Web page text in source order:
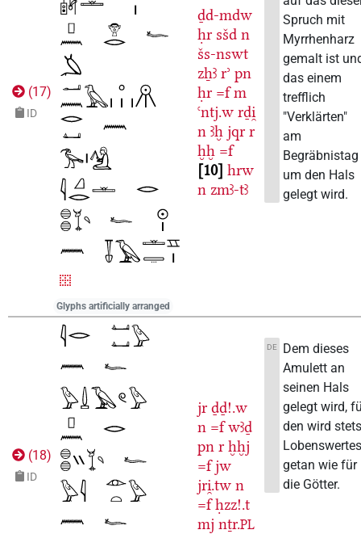
(17)
ID
Glyphs artificially arranged
ḏd-mdw
ḥr sšd n
šs-nswt
zẖꜣ rʾ pn
ḥr =f m
ꜥntj.w rḏi̯
n ꜣḫ jqr r
ḫḫ =f
10 hrw
n zmꜣ-tꜣ
Spruch mit
Myrrhenharz
gemalt ist
das einem
trefflich
"Verklärten"
am
Begräbnistag
um den Hals
gelegt wird.
(18)
ID
jr ḏḏ!.w
n =f wꜣḏ
pn r ḫḫj
=f jw
jri̯.tw n
=f ḥzz!.t
mj nṯr.PL
DE
Dem dieses
Amulett an
seinen Hals
gelegt wird,
den wird
getan wie für
die Götter.